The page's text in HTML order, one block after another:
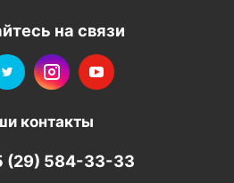
на связи
контакты
(29) 584-33-33